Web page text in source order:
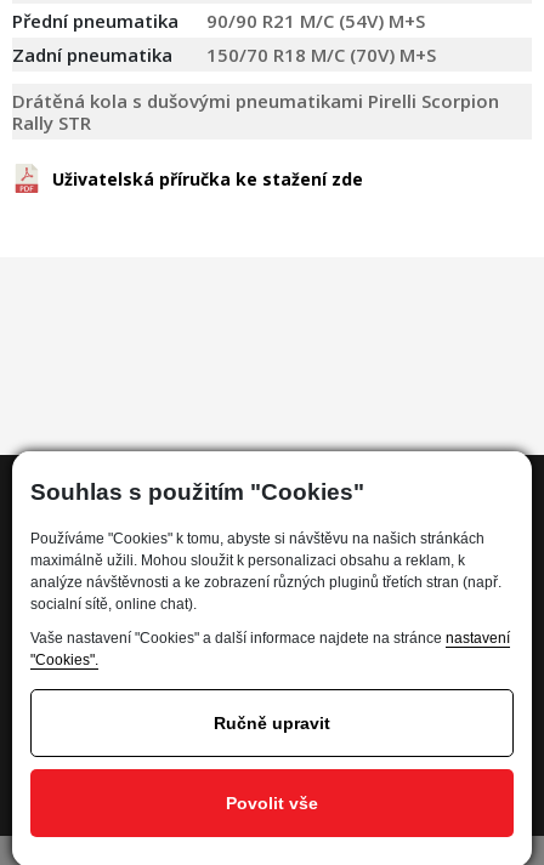
Souhlas s použitím "Cookies"
Používáme "Cookies" k tomu, abyste si návštěvu na našich stránkách
maximálně užili. Mohou sloužit k personalizaci obsahu a reklam, k
analýze návštěvnosti a ke zobrazení různých pluginů třetích stran (např.
socialní sítě, online chat).
Vaše nastavení "Cookies" a další informace najdete na stránce nastavení
"Cookies".
Ručně upravit
Povolit vše
Přední pneumatika
90/90 R21 M/C (54V) M+S
Zadní pneumatika
150/70 R18 M/C (70V) M+S
Drátěná kola s dušovými pneumatikami Pirelli Scorpion
Rally STR
Uživatelská příručka ke stažení zde
Informace
Kdo jsme
Financování
Kariéra
Ochrana osobních údajů - GDPR